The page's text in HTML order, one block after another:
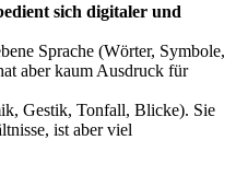
sich digitaler und
Sprache (Wörter, Symbole,
aber kaum Ausdruck für
Gestik, Tonfall, Blicke). Sie
ist aber viel